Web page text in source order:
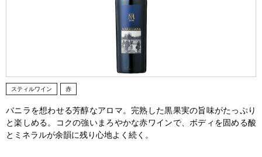
スティルワイン 赤
バニラを想わせる芳醇なアロマ。完熟した黒果実の旨味がたっぷり
と楽しめる。コクの強いまろやかな赤ワインで、ボディを固める酸
とミネラルが余韻に残り心地よく続く。